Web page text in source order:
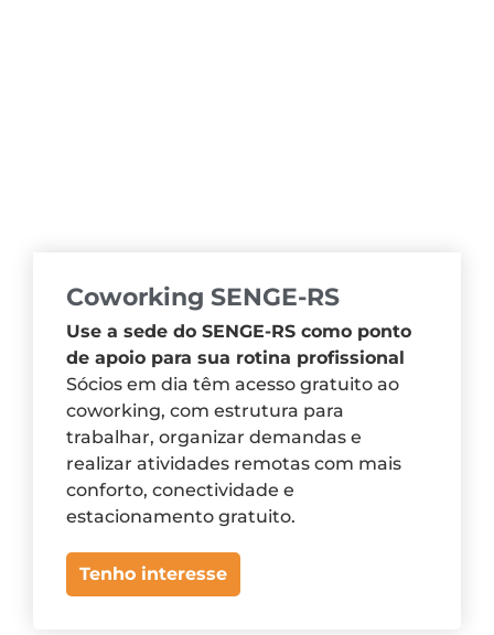
Coworking SENGE-RS
Use a sede do SENGE-RS como ponto
de apoio para sua rotina profissional
Sócios em dia têm acesso gratuito ao
coworking, com estrutura para
trabalhar, organizar demandas e
realizar atividades remotas com mais
conforto, conectividade e
estacionamento gratuito.
Tenho interesse